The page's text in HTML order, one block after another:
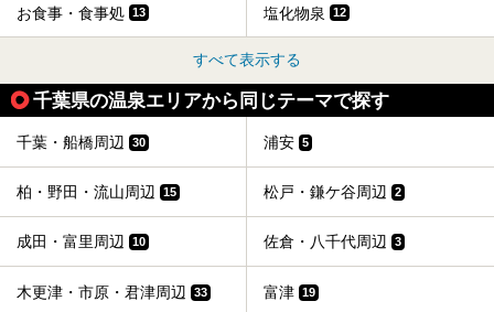
お食事・食事処 13 塩化物泉 12
すべて表示する
千葉県の温泉エリアから同じテーマで探す
千葉・船橋周辺 30 浦安 5
柏・野田・流山周辺 15 松戸・鎌ケ谷周辺 2
成田・富里周辺 10 佐倉・八千代周辺 3
木更津・市原・君津周辺 33 富津 19